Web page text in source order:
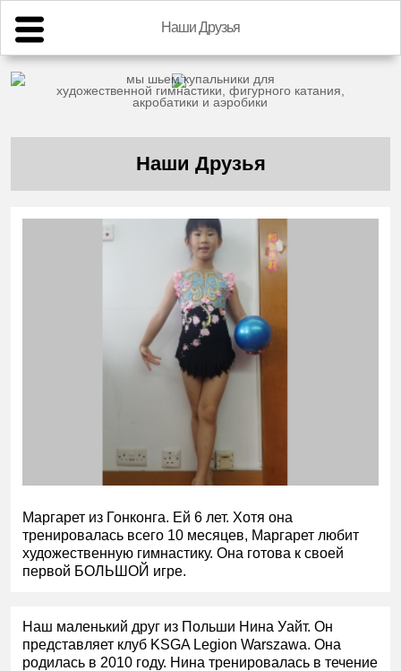
Наши Друзья
мы шьем купальники для
художественной гимнастики, фигурного катания,
акробатики и аэробики
Наши Друзья
Маргарет из Гонконга. Ей 6 лет. Хотя она
тренировалась всего 10 месяцев, Маргарет любит
художественную гимнастику. Она готова к своей
первой БОЛЬШОЙ игре.
Наш маленький друг из Польши Нина Уайт. Он
представляет клуб KSGA Legion Warszawa. Она
родилась в 2010 году. Нина тренировалась в течение